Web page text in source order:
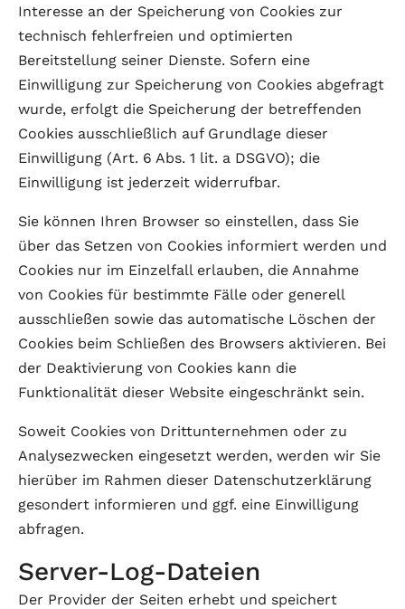
Interesse an der Speicherung von Cookies zur
technisch fehlerfreien und optimierten
Bereitstellung seiner Dienste. Sofern eine
Einwilligung zur Speicherung von Cookies abgefragt
wurde, erfolgt die Speicherung der betreffenden
Cookies ausschließlich auf Grundlage dieser
Einwilligung (Art. 6 Abs. 1 lit. a DSGVO); die
Einwilligung ist jederzeit widerrufbar.
Sie können Ihren Browser so einstellen, dass Sie
über das Setzen von Cookies informiert werden und
Cookies nur im Einzelfall erlauben, die Annahme
von Cookies für bestimmte Fälle oder generell
ausschließen sowie das automatische Löschen der
Cookies beim Schließen des Browsers aktivieren. Bei
der Deaktivierung von Cookies kann die
Funktionalität dieser Website eingeschränkt sein.
Soweit Cookies von Drittunternehmen oder zu
Analysezwecken eingesetzt werden, werden wir Sie
hierüber im Rahmen dieser Datenschutzerklärung
gesondert informieren und ggf. eine Einwilligung
abfragen.
Server-Log-Dateien
Der Provider der Seiten erhebt und speichert